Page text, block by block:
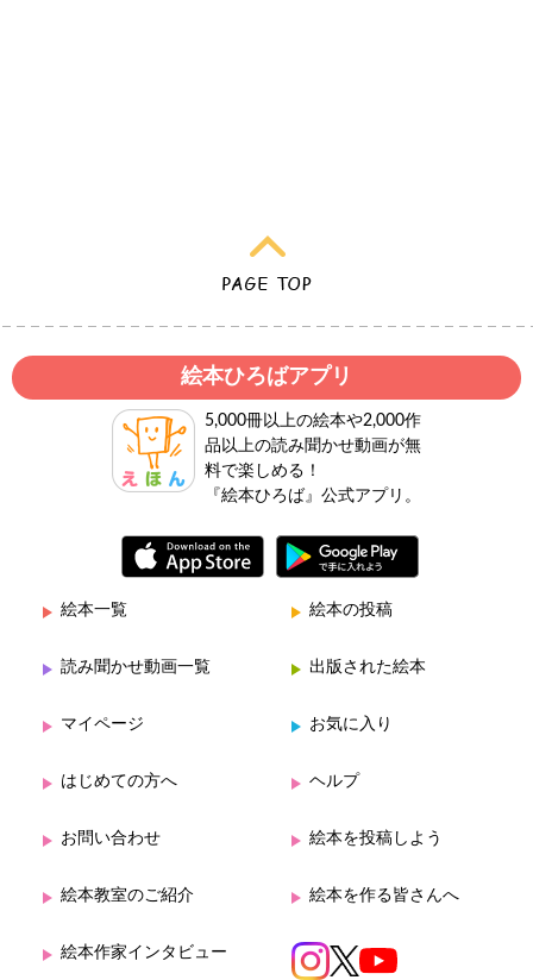
絵本ひろばアプリ
5,000冊以上の絵本や2,000作
品以上の読み聞かせ動画が無
料で楽しめる！
『絵本ひろば』公式アプリ。
絵本一覧 絵本の投稿
読み聞かせ動画一覧 出版された絵本
マイページ お気に入り
はじめての方へ ヘルプ
お問い合わせ 絵本を投稿しよう
絵本教室のご紹介 絵本を作る皆さんへ
絵本作家インタビュー